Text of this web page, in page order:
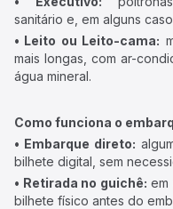
sanitário e, em alguns
• Leito ou Leito-cama:
mais longas, com ar-
água mineral.
Como funciona o
• Embarque direto:
bilhete digital, sem
• Retirada no guichê: em
bilhete físico antes do